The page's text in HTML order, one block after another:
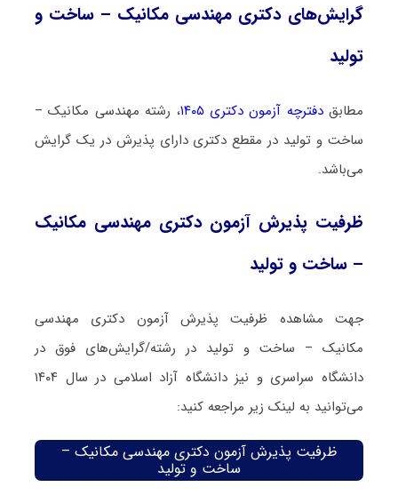
گرایش‌های دکتری مهندسی مکانیک – ساخت و
تولید
مطابقدفترچه آزمون دکتری ۱۴۰۵
، رشته مهندسی مکانیک –
ساخت و تولید در مقطع دکتری دارای پذیرش در یک گرایش
می‌باشد.
ظرفیت پذیرش آزمون دکتری مهندسی مکانیک
– ساخت و تولید
جهت مشاهده ظرفیت پذیرش آزمون دکتری مهندسی
مکانیک – ساخت و تولید در رشته/گرایش‌های فوق در
دانشگاه سراسری و نیز دانشگاه آزاد اسلامی در سال ۱۴۰۴
می‌توانید به لینک زیر مراجعه کنید:
ظرفیت پذیرش آزمون دکتری مهندسی مکانیک –
ساخت و تولید